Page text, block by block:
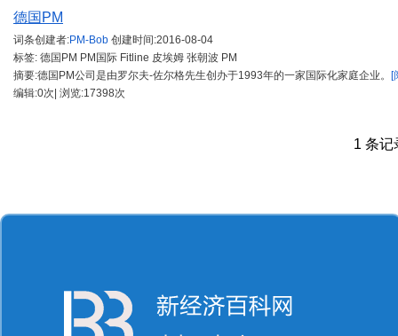
德国PM
词条创建者:PM-Bob 创建时间:2016-08-04
标签: 德国PM PM国际 Fitline 皮埃姆 张朝波 PM
摘要:德国PM公司是由罗尔夫-佐尔格先生创办于1993年的一家国际化家庭企业。
[
编辑:0次| 浏览:17398次
1 条记